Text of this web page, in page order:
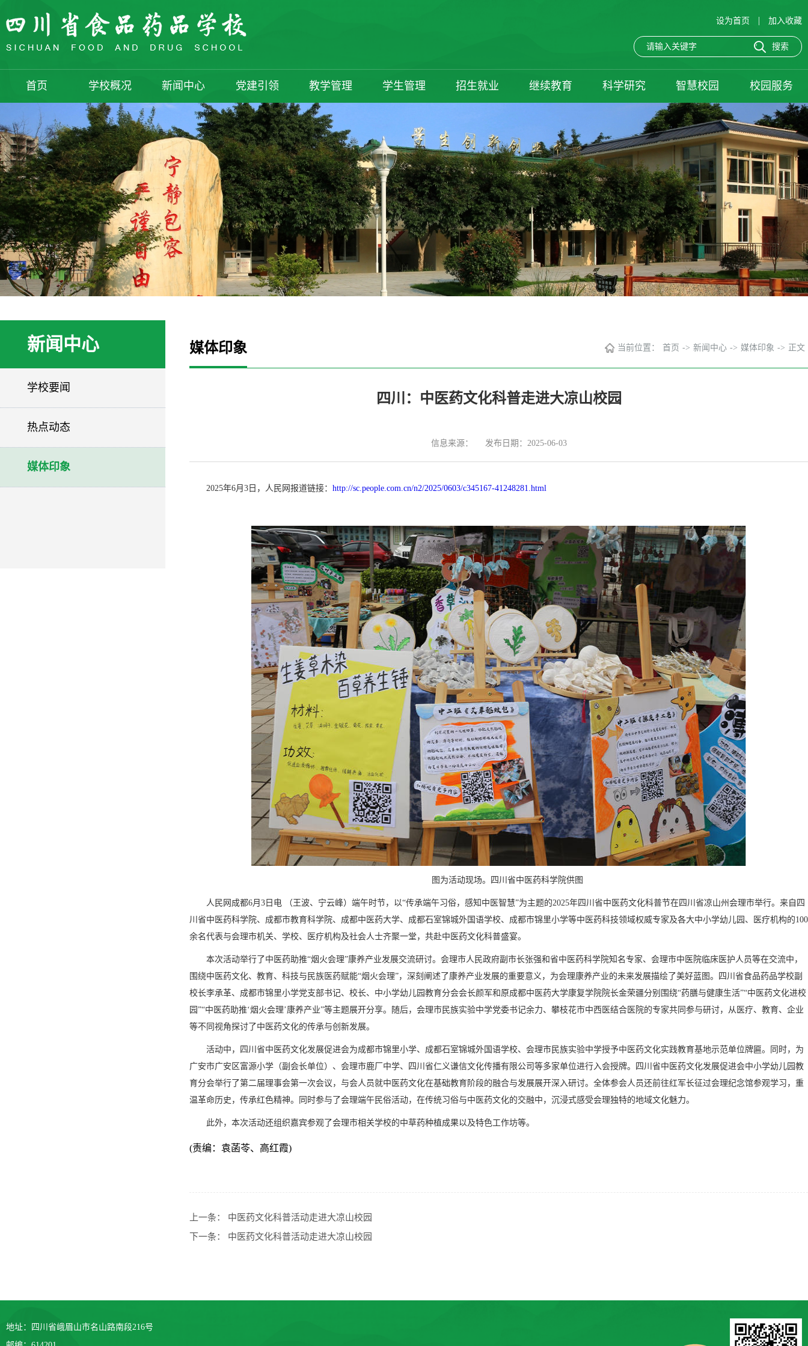
设为首页 | 加入收藏
首页 学校概况 新闻中心 党建引领 教学管理 学生管理 招生就业 继续教育 科学研究 智慧校园 校园服务
新闻中心
学校要闻
热点动态
媒体印象
媒体印象 当前位置： 首页 -> 新闻中心 -> 媒体印象 -> 正文
四川：中医药文化科普走进大凉山校园
信息来源： 发布日期：2025-06-03
2025年6月3日，人民网报道链接： http://sc.people.com.cn/n2/2025/0603/c345167-41248281.html
图为活动现场。四川省中医药科学院供图
人民网成都6月3日电 （王波、宁云峰）端午时节，以“传承端午习俗，感知中医智慧”为主题的2025年四川省中医药文化科普节在四川省凉山州会理市举行。来自四
川省中医药科学院、成都市教育科学院、成都中医药大学、成都石室锦城外国语学校、成都市锦里小学等中医药科技领域权威专家及各大中小学幼儿园、医疗机构的100
余名代表与会理市机关、学校、医疗机构及社会人士齐聚一堂，共赴中医药文化科普盛宴。
本次活动举行了中医药助推“烟火会理”康养产业发展交流研讨。会理市人民政府副市长张强和省中医药科学院知名专家、会理市中医院临床医护人员等在交流中，
围绕中医药文化、教育、科技与民族医药赋能“烟火会理”，深刻阐述了康养产业发展的重要意义，为会理康养产业的未来发展描绘了美好蓝图。四川省食品药品学校副
校长李承革、成都市锦里小学党支部书记、校长、中小学幼儿园教育分会会长颜军和原成都中医药大学康复学院院长金荣疆分别围绕“药膳与健康生活”“中医药文化进校
园”“中医药助推‘烟火会理’康养产业”等主题展开分享。随后，会理市民族实验中学党委书记余力、攀枝花市中西医结合医院的专家共同参与研讨，从医疗、教育、企业
等不同视角探讨了中医药文化的传承与创新发展。
活动中，四川省中医药文化发展促进会为成都市锦里小学、成都石室锦城外国语学校、会理市民族实验中学授予中医药文化实践教育基地示范单位牌匾。同时，为
广安市广安区富源小学（副会长单位）、会理市鹿厂中学、四川省仁义谦信文化传播有限公司等多家单位进行入会授牌。四川省中医药文化发展促进会中小学幼儿园教
育分会举行了第二届理事会第一次会议，与会人员就中医药文化在基础教育阶段的融合与发展展开深入研讨。全体参会人员还前往红军长征过会理纪念馆参观学习，重
温革命历史，传承红色精神。同时参与了会理端午民俗活动，在传统习俗与中医药文化的交融中，沉浸式感受会理独特的地域文化魅力。
此外，本次活动还组织嘉宾参观了会理市相关学校的中草药种植成果以及特色工作坊等。
(责编：袁菡苓、高红霞)
上一条： 中医药文化科普活动走进大凉山校园
下一条： 中医药文化科普活动走进大凉山校园
地址：四川省峨眉山市名山路南段216号